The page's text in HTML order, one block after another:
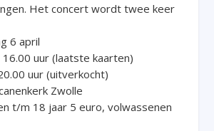
Het concert wordt twee keer
6 april
uur (laatste kaarten)
uur (uitverkocht)
Zwolle
t/m 18 jaar 5 euro, volwassenen